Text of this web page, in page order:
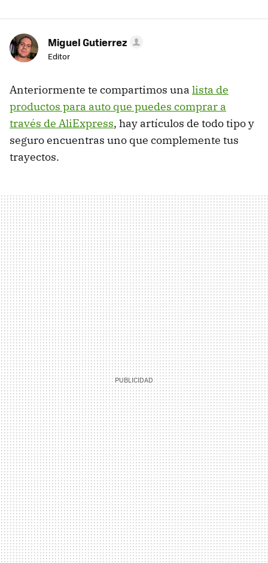
Miguel Gutierrez
Editor
Anteriormente te compartimos una lista de
productos para auto que puedes comprar a
través de AliExpress, hay artículos de todo tipo y
seguro encuentras uno que complemente tus
trayectos.